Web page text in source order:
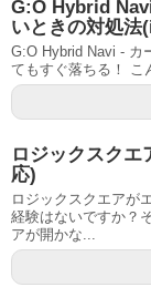
G:O Hybrid
いときの対処法
G:O Hybrid Navi - カ
てもすぐ落ちる！ こ
ロジックスク
応)
ロジックスクエアが
経験はないですか？
アが開かな...